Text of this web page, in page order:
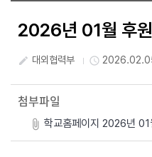
2026년 01월 후
create 대외협력부 access_time
첨부파일
학교홈페이지 2026년